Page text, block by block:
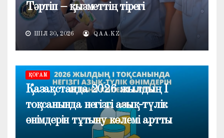
Тәртіп – қызметтің тірегі
ШІЛ 30, 2026 QAA.KZ
ҚОҒАМ
Қазақстанда 2026 жылдың I
тоқсанында негізгі азық-түлік
өнімдерін тұтыну көлемі артты